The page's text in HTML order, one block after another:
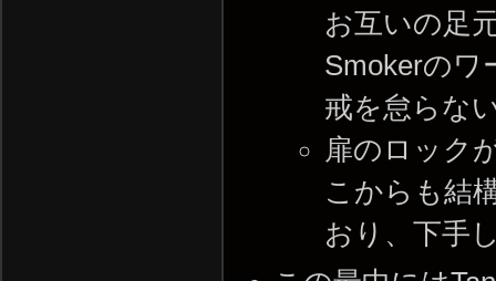
お互いの足
Smokerのワ
戒を怠らな
扉のロック
こからも結
おり、下手